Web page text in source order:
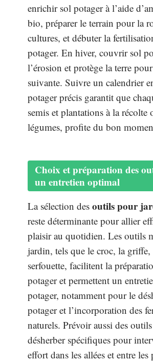
enrichir sol potager à l’aide
bio, préparer le terrain pour la
cultures, et débuter la
potager. En hiver, couvrir sol
l’érosion et protège la terre
suivante. Suivre un calendrier
potager précis garantit que
semis et plantations à la récolte
légumes, profite du bon
Choix et préparation des
un entretien optimal
La sélection des outils pour
reste déterminante pour allier
plaisir au quotidien. Les outils
jardin, tels que le croc, la
serfouette, facilitent la
potager et permettent un
potager, notamment pour le
potager et l’incorporation des
naturels. Prévoir aussi des
désherber spécifiques pour
effort dans les allées et entre les